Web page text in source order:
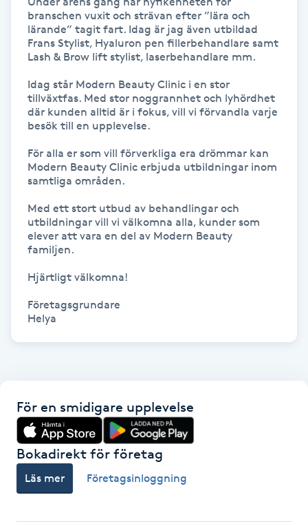
Klippning & Slingor
Klippning ungdom
Koppningsmassage
Kosmetisk tatuering
Kroppsinpackning
Kroppspeeling
Käkledsbehandling
Laserbehandling
Lashlift Keratin
LED-ljusterapi
Liktornar
branschen vuxit och strävan efter ”lära och
lärande” tagit fart. Idag är jag även utbildad
Frans Stylist, Hyaluron pen fillerbehandlare samt
Lash & Brow lift stylist, laserbehandlare mm.
Idag står Modern Beauty Clinic i en stor
tillväxtfas. Med stor noggrannhet och lyhördhet
där kunden alltid är i fokus, vill vi förvandla varje
besök till en upplevelse.
För alla er som vill förverkliga era drömmar kan
Modern Beauty Clinic erbjuda utbildningar inom
samtliga områden.
Med ett stort utbud av behandlingar och
utbildningar vill vi välkomna alla, kunder som
elever att vara en del av Modern Beauty
familjen.
Hjärtligt välkomna!
Företagsgrundare
Helya
För en smidigare upplevelse
Bokadirekt för företag
Läs mer Företagsinloggning